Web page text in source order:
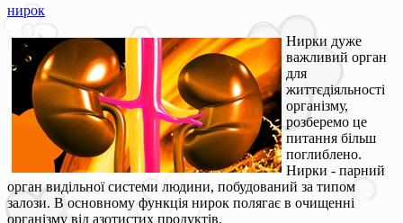
нирок
Нирки дуже
важливий орган
для
життєдіяльності
організму,
розберемо це
питання більш
поглиблено.
Нирки - парний
орган видільної системи людини, побудований за типом
залози. В основному функція нирок полягає в очищенні
організму від азотистих продуктів.